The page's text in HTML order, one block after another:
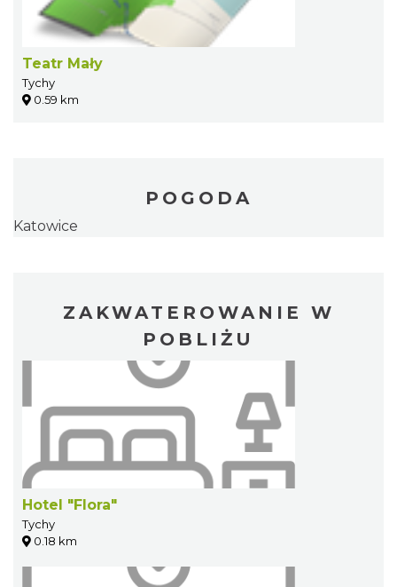
Teatr Mały
Tychy
0.59 km
POGODA
Katowice
ZAKWATEROWANIE W
POBLIŻU
Hotel "Flora"
Tychy
0.18 km